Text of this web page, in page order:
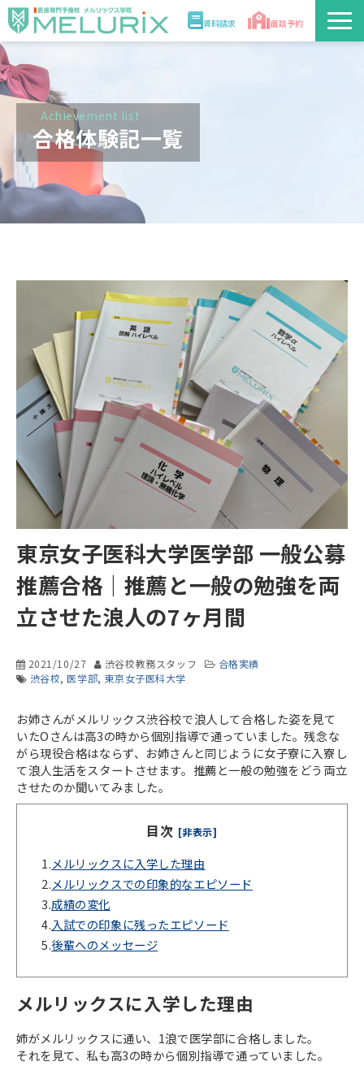
資料請求 面談予約
説明会/講座
校舎情報
入学案内
合格実績・合格体験記
医学部解答速報2026
Achievement list
合格体験記一覧
東京女子医科大学医学部 一般公募
推薦合格｜推薦と一般の勉強を両
立させた浪人の7ヶ月間
2021/10/27 渋谷校教務スタッフ
合格実績
渋谷校 医学部 東京女子医科大学
お姉さんがメルリックス渋谷校で浪人して合格した姿を見て
いたOさんは高3の時から個別指導で通っていました。残念な
がら現役合格はならず、お姉さんと同じように女子寮に入寮し
て浪人生活をスタートさせます。推薦と一般の勉強をどう両立
させたのか聞いてみました。
目次 [非表示]
1.メルリックスに入学した理由
2.メルリックスでの印象的なエピソード
3.成績の変化
4.入試での印象に残ったエピソード
5.後輩へのメッセージ
メルリックスに入学した理由
姉がメルリックスに通い、1浪で医学部に合格しました。
それを見て、私も高3の時から個別指導で通っていました。